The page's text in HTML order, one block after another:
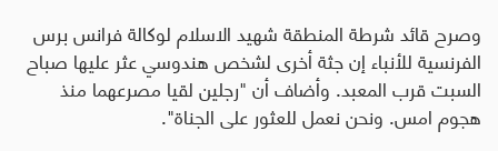
وصرح قائد شرطة المنطقة شهيد الاسلام لوكالة فرانس برس
الفرنسية للأنباء إن جثة أخرى لشخص هندوسي عثر عليها صباح
السبت قرب المعبد. وأضاف أن "رجلين لقيا مصرعهما منذ
هجوم امس. ونحن نعمل للعثور على الجناة".